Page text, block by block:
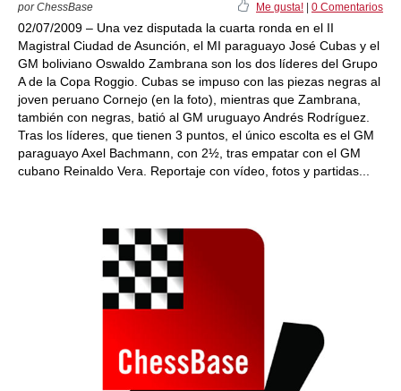
por ChessBase Me gusta! 0 Comentarios
02/07/2009 – Una vez disputada la cuarta ronda en el II
Magistral Ciudad de Asunción, el MI paraguayo José Cubas y el
GM boliviano Oswaldo Zambrana son los dos líderes del Grupo
A de la Copa Roggio. Cubas se impuso con las piezas negras al
joven peruano Cornejo (en la foto), mientras que Zambrana,
también con negras, batió al GM uruguayo Andrés Rodríguez.
Tras los líderes, que tienen 3 puntos, el único escolta es el GM
paraguayo Axel Bachmann, con 2½, tras empatar con el GM
cubano Reinaldo Vera. Reportaje con vídeo, fotos y partidas...